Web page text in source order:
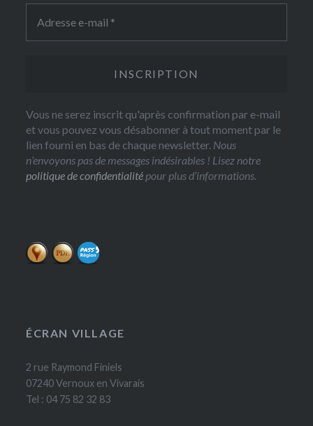
Vous ne serez inscrit qu'après confirmation par e-mail
et vous pouvez vous désabonner à tout moment par le
lien fourni en bas de chaque newsletter. Nous
n’envoyons pas de messages indésirables ! Lisez notre
politique de confidentialité pour plus d’informations.
ÉCRAN VILLAGE
2 rue Raymond Finiels
07240 Vernoux en Vivarais
Tel : 04 75 82 32 83